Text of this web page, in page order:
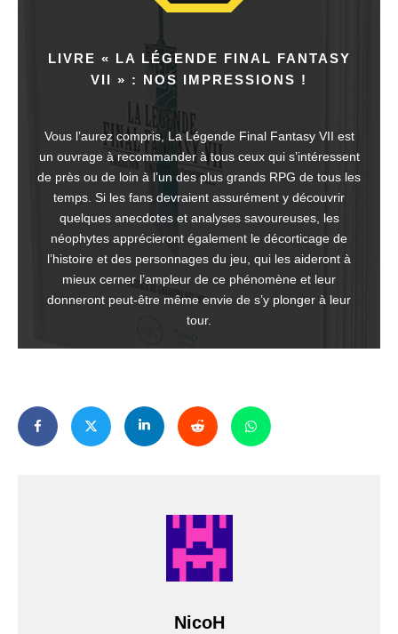
LIVRE « LA LÉGENDE FINAL FANTASY
VII » : NOS IMPRESSIONS !
Vous l’aurez compris, La Légende Final Fantasy VII est
un ouvrage à recommander à tous ceux qui s’intéressent
de près ou de loin à l’un des plus grands RPG de tous les
temps. Si les fans devraient assurément y découvrir
quelques anecdotes et analyses savoureuses, les
néophytes apprécieront également le décorticage de
l’histoire et des personnages du jeu, qui les aideront à
mieux cerner l’ampleur de ce phénomène et leur
donneront peut-être même envie de s’y plonger à leur
tour.
NicoH